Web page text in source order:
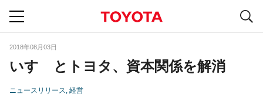
2018年08月03日
いすゞとトヨタ、資本関係を解消
ニュースリリース 経営